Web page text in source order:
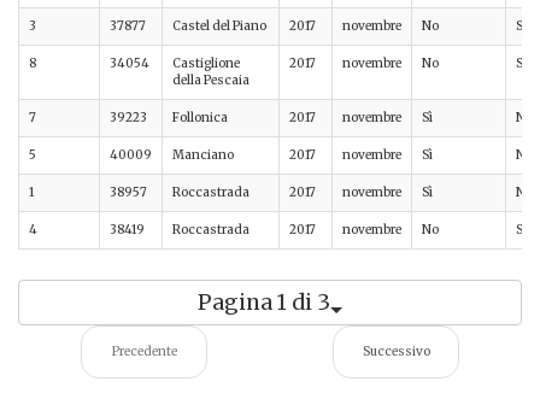
3 37877 Castel del Piano 2017 novembre No Sì
8 34054
Castiglione
della Pescaia
2017 novembre No Sì
7 39223 Follonica 2017 novembre Sì No
5 40009 Manciano 2017 novembre Sì No
1 38957 Roccastrada 2017 novembre Sì No
4 38419 Roccastrada 2017 novembre No Sì
Pagina 1 di 3
Precedente Successivo